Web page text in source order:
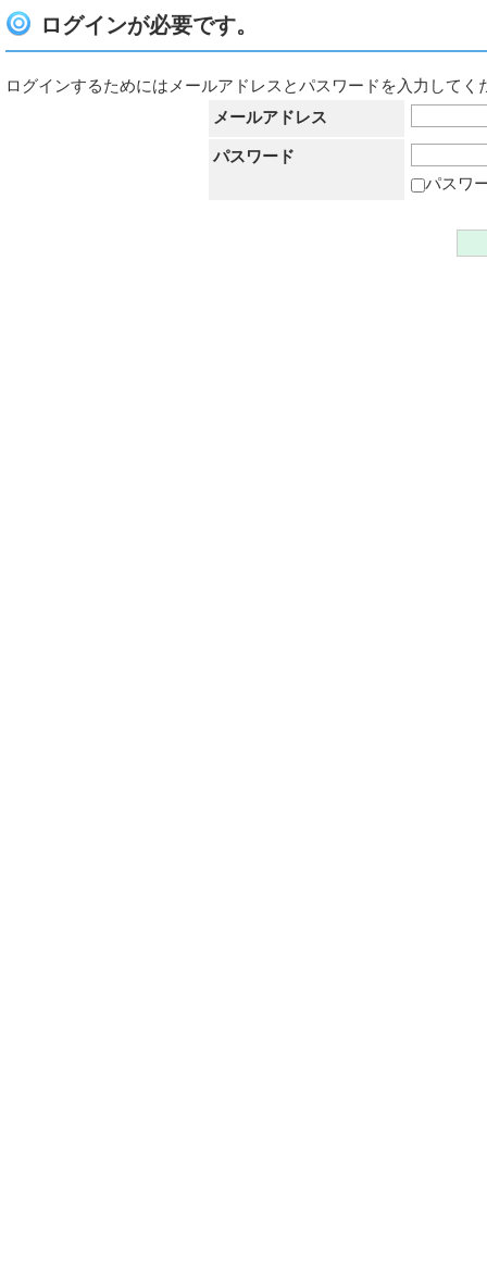
ログインが必要です。
ログインするためにはメールアドレスとパスワードを入力してく
メールアドレス
パスワード
パスワ